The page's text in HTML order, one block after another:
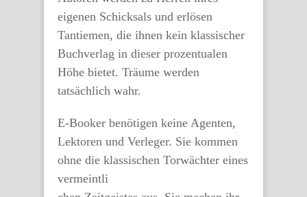
eigenen Schicksals und erlösen
Tantiemen, die ihnen kein klassischer
Buchverlag in dieser prozentualen
Höhe bietet. Träume werden
tatsächlich wahr.
E-Booker benötigen keine Agenten,
Lektoren und Verleger. Sie kommen
ohne die klassischen Torwächter eines
vermeintli